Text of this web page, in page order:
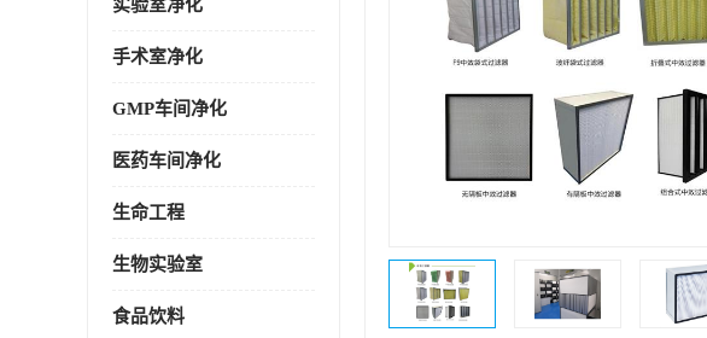
实验室净化
手术室净化
GMP车间净化
医药车间净化
生命工程
生物实验室
食品饮料